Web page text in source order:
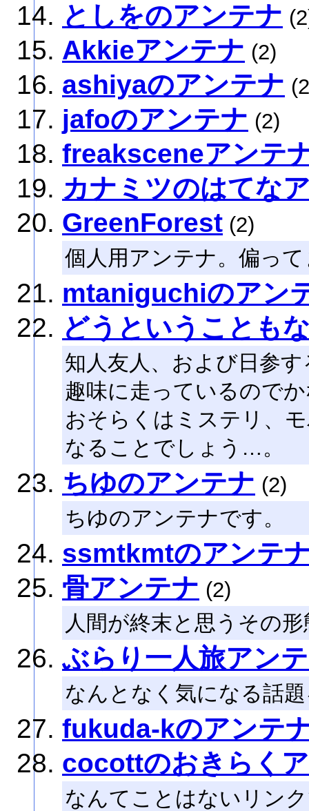
としをのアンテナ
Akkieアンテナ (2)
ashiyaのアンテナ
jafoのアンテナ (2)
freaksceneアンテ
カナミツのはてな
GreenForest (2)
個人用アンテナ。偏っ
mtaniguchiのアン
どうということも
知人友人、および日参
趣味に走っているので
おそらくはミステリ、
なることでしょう…。
ちゆのアンテナ (2)
ちゆのアンテナです。
ssmtkmtのアンテ
骨アンテナ (2)
人間が終末と思うその
ぶらり一人旅アン
なんとなく気になる話
fukuda-kのアンテ
cocottのおきらく
なんてことはないリン